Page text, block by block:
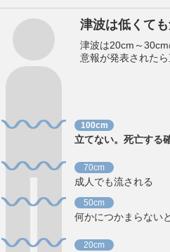
津波は低くて
津波は20cm～
意報が発表された
100cm
立てない。死亡する
70cm
成人でも流される
50cm
何かにつかまらない
20cm